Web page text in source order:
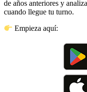
de años anteriores y
cuando llegue tu turno.
Empieza aquí: